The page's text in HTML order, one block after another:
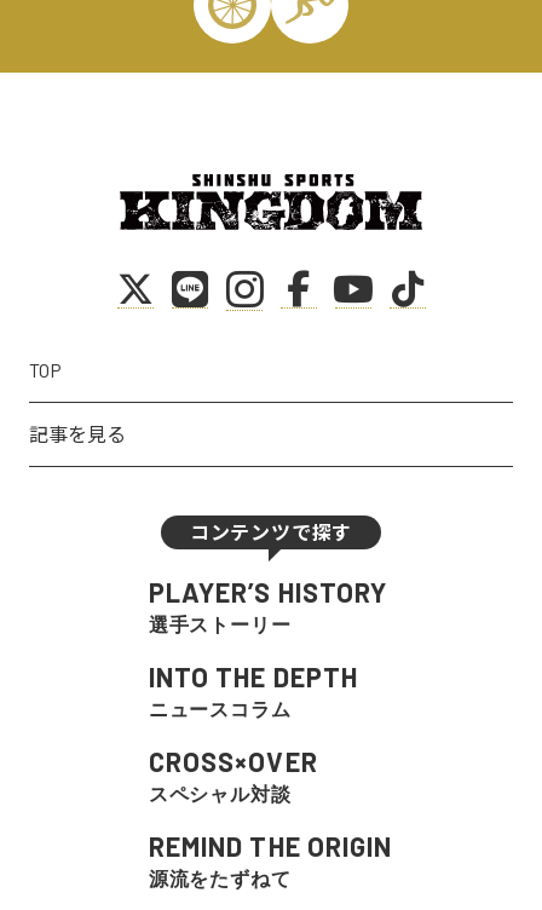
TOP
記事を見る
コンテンツで探す
PLAYER’S HISTORY
選手ストーリー
INTO THE DEPTH
ニュースコラム
CROSS×OVER
スペシャル対談
REMIND THE ORIGIN
源流をたずねて